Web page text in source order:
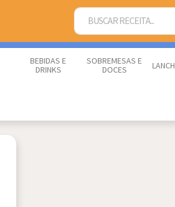
BEBIDAS E
DRINKS
SOBREMESAS E
DOCES